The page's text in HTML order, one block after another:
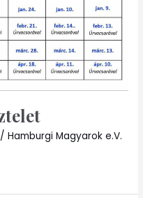
/Hamburgi Magyarok e.V.